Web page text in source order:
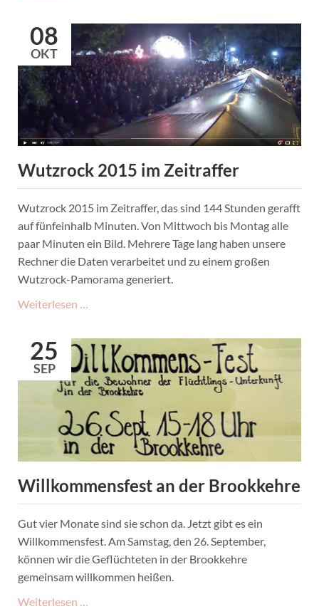
2015
08
OKT
Wutzrock 2015 im Zeitraffer
Wutzrock 2015 im Zeitraffer, das sind 144 Stunden gerafft
auf fünfeinhalb Minuten. Von Mittwoch bis Montag alle
paar Minuten ein Bild. Mehrere Tage lang haben unsere
Rechner die Daten verarbeitet und zu einem großen
Wutzrock-Pamorama generiert.
Weiterlesen …
im
Zeitraffer
25
SEP
Willkommensfest an der Brookkehre
Gut vier Monate sind sie schon da. Jetzt gibt es ein
Willkommensfest. Am Samstag, den 26. September,
können wir die Geflüchteten in der Brookkehre
gemeinsam willkommen heißen.
Weiterlesen …